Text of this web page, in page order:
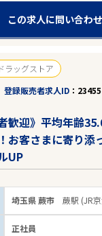
この求人に問い合わ
ラッグストア
登録販売者求人ID
歓迎》平均年齢
お客さまに寄り添
UP
埼玉県 蕨市蕨駅 (JR
正社員